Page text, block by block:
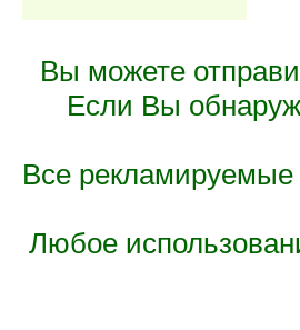
Вы можете
Если Вы
Все рекламируемые
Любое